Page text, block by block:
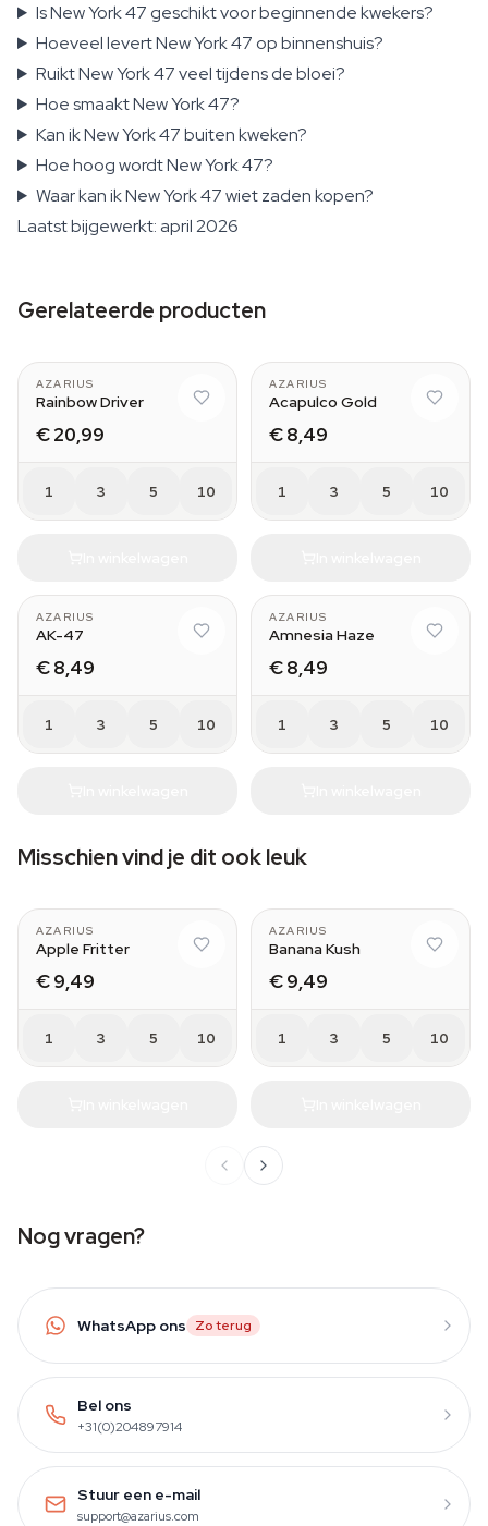
Is New York 47 geschikt voor beginnende kwekers?
Hoeveel levert New York 47 op binnenshuis?
Ruikt New York 47 veel tijdens de bloei?
Hoe smaakt New York 47?
Kan ik New York 47 buiten kweken?
Hoe hoog wordt New York 47?
Waar kan ik New York 47 wiet zaden kopen?
Laatst bijgewerkt: april 2026
Gerelateerde producten
AZARIUS
Rainbow Driver
€ 20,99
1 3 5 10
AZARIUS
Acapulco Gold
€ 8,49
1 3 5 10
AZARIUS
AK-47
€ 8,49
1 3 5 10
AZARIUS
Amnesia Haze
€ 8,49
1 3 5 10
Misschien vind je dit ook leuk
AZARIUS
Apple Fritter
€ 9,49
1 3 5 10
AZARIUS
Banana Kush
€ 9,49
1 3 5 10
Nog vragen?
WhatsApp ons Zo terug
Bel ons
+31(0)204897914
Stuur een e-mail
support@azarius.com